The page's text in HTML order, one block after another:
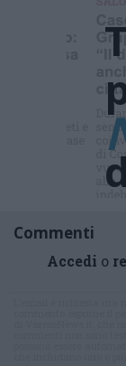
Commenti
Accedi o